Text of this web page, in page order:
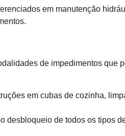
em manutenção
de impedimentos que
em cubas de cozinha,
desbloqueio de todos os tipos